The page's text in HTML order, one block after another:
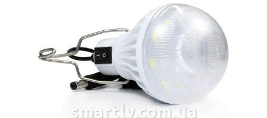
smartly.com.ua